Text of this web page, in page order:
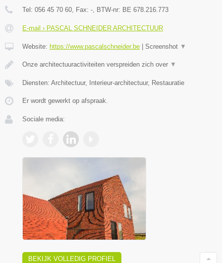
Tel: 056 45 70 60, Fax: -, BTW-nr: BE 678.216.773
E-mail › PASCAL SCHNEIDER ARCHITECTUUR
Website: https://www.pascalschneider.be Screenshot ▼
Onze architectuuractiviteiten verspreiden zich over ▼
Diensten: Architectuur, Interieur-architectuur, Restauratie
Er wordt gewerkt op afspraak.
Sociale media:
BEKIJK VOLLEDIG PROFIEL